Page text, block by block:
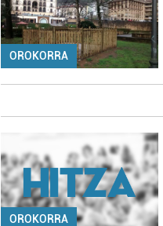
OROKORRA
OROKORRA